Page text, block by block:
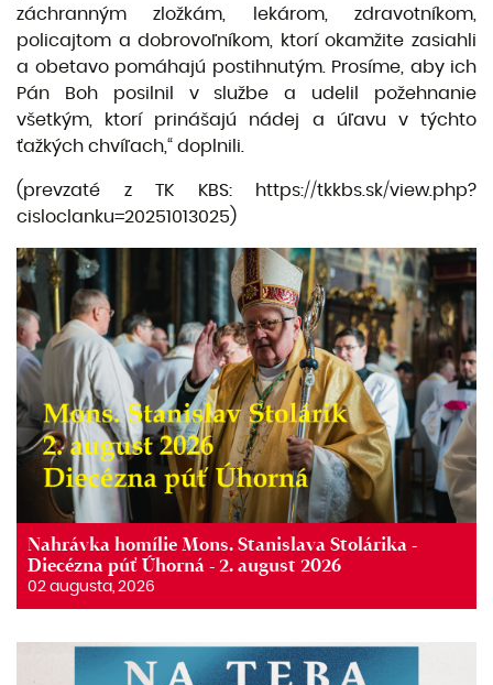
záchranným zložkám, lekárom, zdravotníkom,
policajtom a dobrovoľníkom, ktorí okamžite zasiahli
a obetavo pomáhajú postihnutým. Prosíme, aby ich
Pán Boh posilnil v službe a udelil požehnanie
všetkým, ktorí prinášajú nádej a úľavu v týchto
ťažkých chvíľach,“ doplnili.
(prevzaté z TK KBS:
https://tkkbs.sk/view.php?
cisloclanku=20251013025)
Nahrávka homílie Mons. Stanislava Stolárika -
Diecézna púť Úhorná - 2. august 2026
02 augusta, 2026